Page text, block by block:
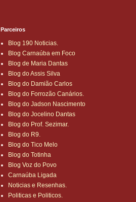
Parceiros
Blog 190 Noticias.
Blog Carnaúba em Foco
Blog de Maria Dantas
Blog do Assis Silva
Blog do Damião Carlos
Blog do Forrozão Canários.
Blog do Jadson Nascimento
Blog do Jocelino Dantas
Blog do Prof. Sezimar.
Blog do R9.
Blog do Tico Melo
Blog do Totinha
Blog Voz do Povo
Carnaúba Ligada
Noticias e Resenhas.
Politicas e Politicos.